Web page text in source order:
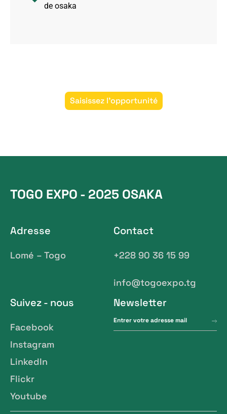
de osaka
Saisissez l'opportunité
TOGO EXPO - 2025 OSAKA
Adresse
Lomé – Togo
Contact
+228 90 36 15 99
info@togoexpo.tg
Suivez - nous
Facebook
Instagram
LinkedIn
Flickr
Youtube
Newsletter